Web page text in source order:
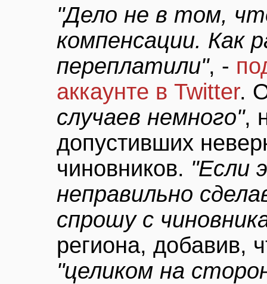
"Дело не в том,
компенсации. Как
переплатили", -
аккаунте в Twitter.
случаев немного",
допустивших
чиновников. "Если
неправильно
спрошу с
региона, добавив,
"целиком на